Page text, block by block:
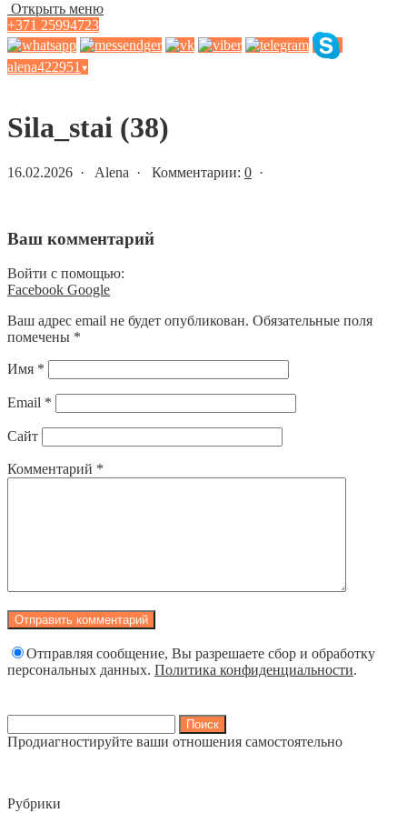
Открыть меню
+371 25994723
alena422951 ▾
Sila_stai (38)
16.02.2026 · Alena · Комментарии: 0 ·
Ваш комментарий
Войти с помощью:
Facebook Google
Ваш адрес email не будет опубликован. Обязательные поля
помечены *
Имя *
Email *
Сайт
Комментарий *
Отправляя сообщение, Вы разрешаете сбор и обработку
персональных данных. Политика конфиденциальности.
Продиагностируйте ваши отношения самостоятельно
Рубрики